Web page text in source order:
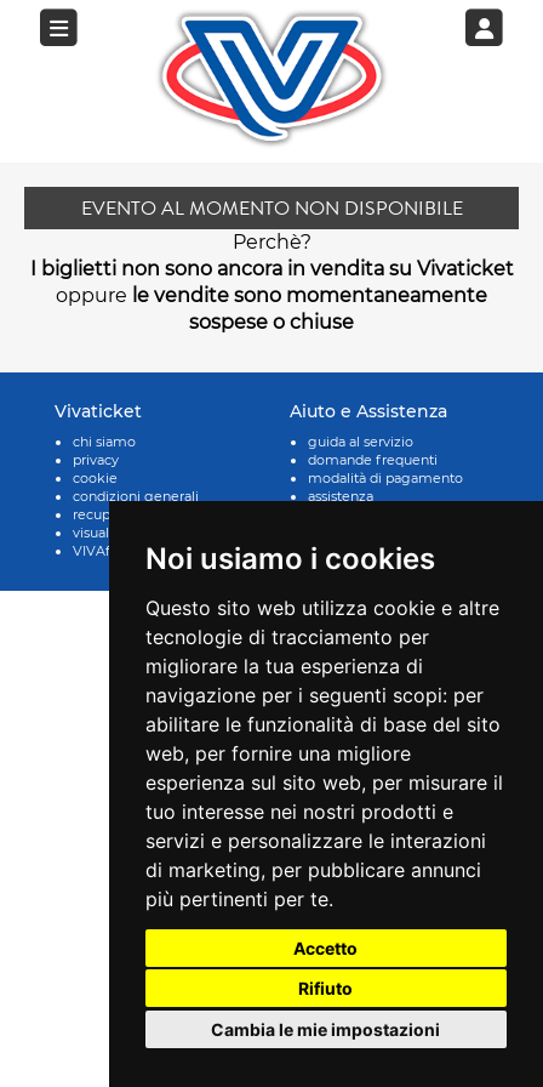
Noi usiamo i cookies
Questo sito web utilizza cookie e altre
tecnologie di tracciamento per
migliorare la tua esperienza di
navigazione per i seguenti scopi: per
abilitare le funzionalità di base del sito
web, per fornire una migliore
esperienza sul sito web, per misurare il
tuo interesse nei nostri prodotti e
servizi e personalizzare le interazioni
di marketing, per pubblicare annunci
più pertinenti per te.
Accetto
Rifiuto
Cambia le mie impostazioni
EVENTO AL MOMENTO NON DISPONIBILE
Perchè?
I biglietti non sono ancora in vendita su Vivaticket
oppure le vendite sono momentaneamente
sospese o chiuse
Vivaticket
chi siamo
privacy
cookie
condizioni generali
recupero prenotazioni
visualizza ricevuta
VIVAforVoucher
Aiuto e Assistenza
guida al servizio
domande frequenti
modalità di pagamento
assistenza
scelta spettacoli in
abbonamento